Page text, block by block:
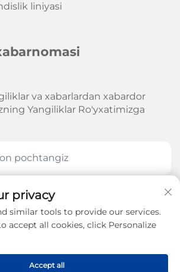
liniyasi
va xabarlardan xabardor
Yangiliklar Ro'yxatimizga
OBUNA BOʻLING
Kompaniyasi, MChJ. huquqi
privacy
similar tools to provide our services.
accept all cookies, click Personalize
Accept all